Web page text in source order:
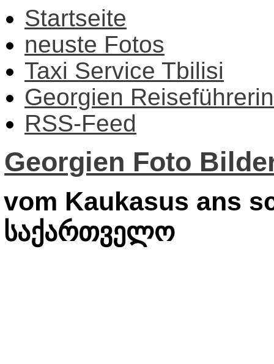
Startseite
neuste Fotos
Taxi Service Tbilisi
Georgien Reiseführerin
RSS-Feed
Georgien Foto
vom Kaukasus ans
საქართველო